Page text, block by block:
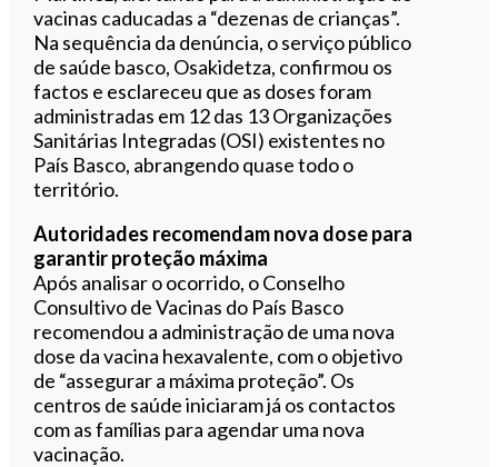
vacinas caducadas a “dezenas de crianças”.
Na sequência da denúncia, o serviço público
de saúde basco, Osakidetza, confirmou os
factos e esclareceu que as doses foram
administradas em 12 das 13 Organizações
Sanitárias Integradas (OSI) existentes no
País Basco, abrangendo quase todo o
território.
Autoridades recomendam nova dose para
garantir proteção máxima
Após analisar o ocorrido, o Conselho
Consultivo de Vacinas do País Basco
recomendou a administração de uma nova
dose da vacina hexavalente, com o objetivo
de “assegurar a máxima proteção”. Os
centros de saúde iniciaram já os contactos
com as famílias para agendar uma nova
vacinação.